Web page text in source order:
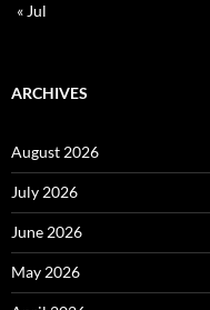
« Jul
ARCHIVES
August 2026
July 2026
June 2026
May 2026